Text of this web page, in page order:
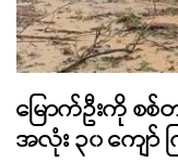
မြောက်ဦးကို စ
အလုံး ၃၀ ကျေ